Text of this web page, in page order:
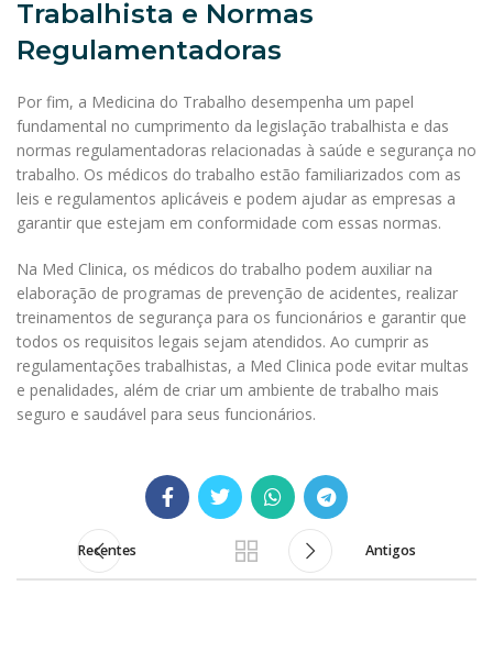
Trabalhista e Normas
Regulamentadoras
Por fim, a Medicina do Trabalho desempenha um papel
fundamental no cumprimento da legislação trabalhista e das
normas regulamentadoras relacionadas à saúde e segurança no
trabalho. Os médicos do trabalho estão familiarizados com as
leis e regulamentos aplicáveis e podem ajudar as empresas a
garantir que estejam em conformidade com essas normas.
Na Med Clinica, os médicos do trabalho podem auxiliar na
elaboração de programas de prevenção de acidentes, realizar
treinamentos de segurança para os funcionários e garantir que
todos os requisitos legais sejam atendidos. Ao cumprir as
regulamentações trabalhistas, a Med Clinica pode evitar multas
e penalidades, além de criar um ambiente de trabalho mais
seguro e saudável para seus funcionários.
Recentes Antigos